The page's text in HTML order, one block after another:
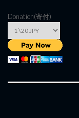
Donation(寄付)